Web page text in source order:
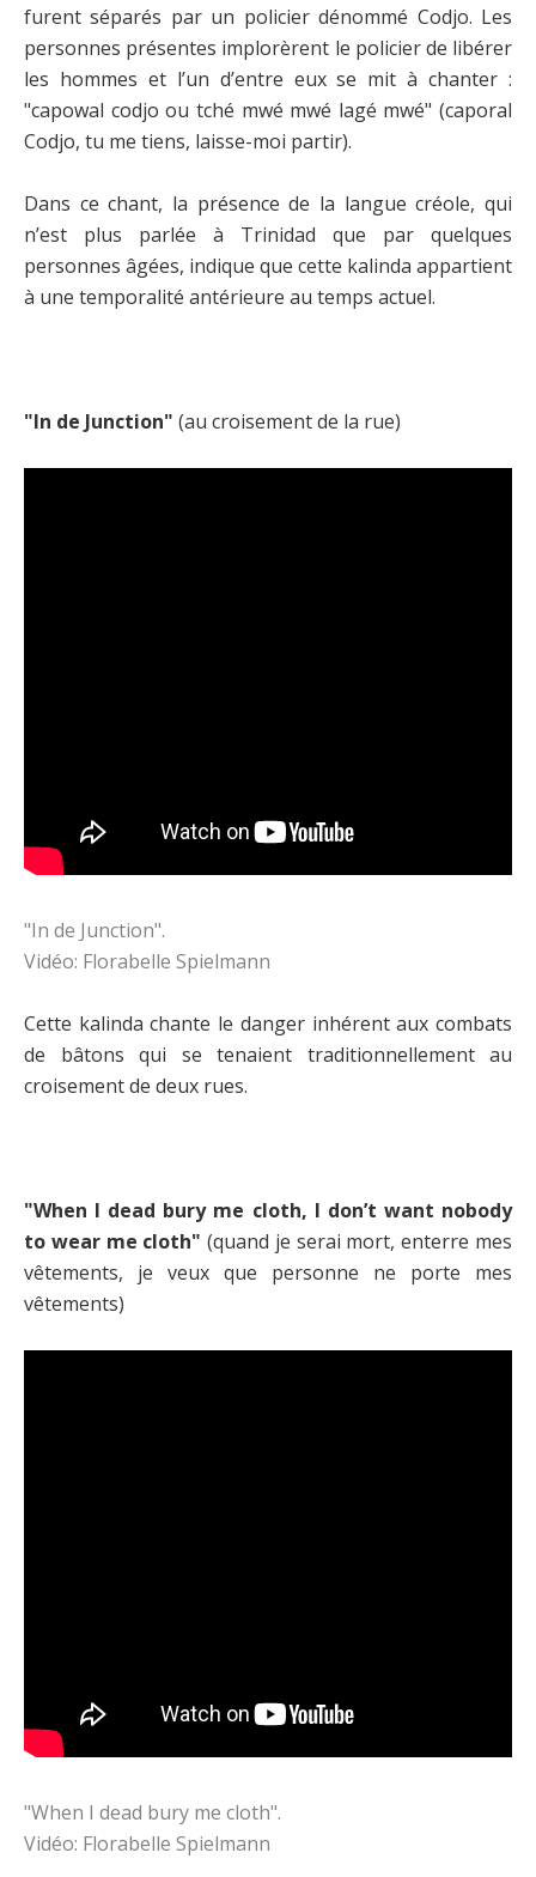
furent séparés par un policier dénommé Codjo. Les
personnes présentes implorèrent le policier de libérer
les hommes et l’un d’entre eux se mit à chanter :
"capowal codjo ou tché mwé mwé lagé mwé" (caporal
Codjo, tu me tiens, laisse-moi partir).
Dans ce chant, la présence de la langue créole, qui
n’est plus parlée à Trinidad que par quelques
personnes âgées, indique que cette kalinda appartient
à une temporalité antérieure au temps actuel.
"In de Junction" (au croisement de la rue)
"In de Junction".
Vidéo: Florabelle Spielmann
Cette kalinda chante le danger inhérent aux combats
de bâtons qui se tenaient traditionnellement au
croisement de deux rues.
"When I dead bury me cloth, I don’t want nobody
to wear me cloth" (quand je serai mort, enterre mes
vêtements, je veux que personne ne porte mes
vêtements)
"When I dead bury me cloth".
Vidéo: Florabelle Spielmann